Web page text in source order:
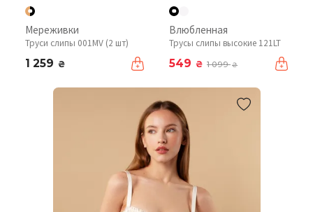
Мереживки
Труси слипы 001MV (2 шт)
1 259 ₴
Влюбленная
Трусы слипы высокие 121LT
549 ₴ 1 099₴